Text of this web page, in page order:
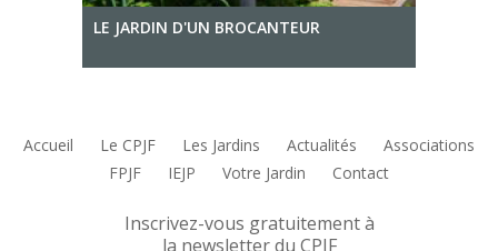
LE JARDIN D'UN BROCANTEUR
Accueil Le CPJF Les Jardins Actualités
Associations
FPJF
IEJP Votre Jardin Contact
Inscrivez-vous gratuitement à
la newsletter du CPJF